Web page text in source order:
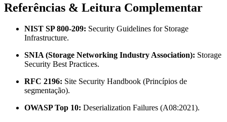
Referências & Leitura Complementar
NIST SP 800-209: Security Guidelines for Storage
Infrastructure.
SNIA (Storage Networking Industry Association): Storage
Security Best Practices.
RFC 2196: Site Security Handbook (Princípios de
segmentação).
OWASP Top 10: Deserialization Failures (A08:2021).